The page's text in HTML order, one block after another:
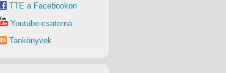
TTE a Facebookon
Youtube-csatorna
Tankönyvek